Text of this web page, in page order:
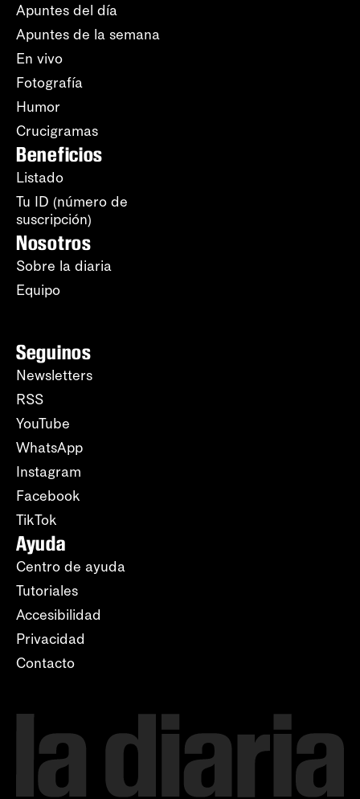
Apuntes del día
Apuntes de la semana
En vivo
Fotografía
Humor
Crucigramas
Beneficios
Listado
Tu ID (número de
suscripción)
Nosotros
Sobre la diaria
Equipo
Seguinos
Newsletters
RSS
YouTube
WhatsApp
Instagram
Facebook
TikTok
Ayuda
Centro de ayuda
Tutoriales
Accesibilidad
Privacidad
Contacto